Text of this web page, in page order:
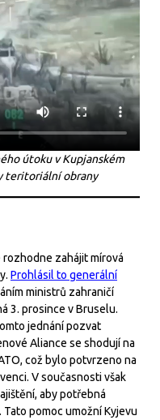
útoku v Kupjanském
teritoriální obrany
rozhodne zahájit mírová
Prohlásil to generální
ministrů zahraničí
3. prosince v Bruselu.
jednání pozvat
Aliance se shodují na
což bylo potvrzeno na
V současnosti však
aby potřebná
pomoc umožní Kyjevu